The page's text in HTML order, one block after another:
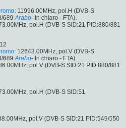
: 11996.00MHz, pol.H (DVB-S
689 Arabo- In chiaro - FTA).
pol.H (DVB-S SID:21 PID:880/881
: 12643.00MHz, pol.V (DVB-S
689 Arabo- In chiaro - FTA).
pol.V (DVB-S SID:21 PID:880/881
pol.H (DVB-S SID:51
pol.V (DVB-S SID:21 PID:549/550